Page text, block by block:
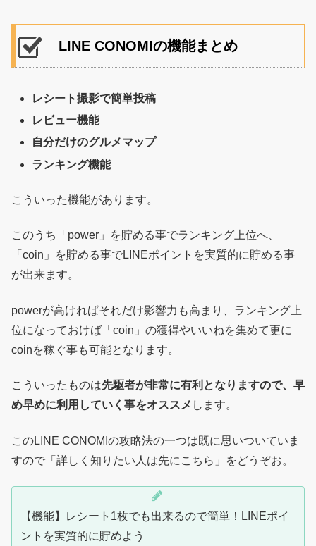
LINE CONOMIの機能まとめ
レシート撮影で簡単投稿
レビュー機能
自分だけのグルメマップ
ランキング機能
こういった機能があります。
このうち「power」を貯める事でランキング上位へ、
「coin」を貯める事でLINEポイントを実質的に貯める事
が出来ます。
powerが高ければそれだけ影響力も高まり、ランキング上
位になっておけば「coin」の獲得やいいねを集めて更に
coinを稼ぐ事も可能となります。
こういったものは先駆者が非常に有利となりますので、早
め早めに利用していく事をオススメ します。
このLINE CONOMIの攻略法の一つは既に思いついていま
すので「詳しく知りたい人は先にこちら」をどうぞお。
【機能】レシート1枚でも出来るので簡単！LINEポイ
ントを実質的に貯めよう